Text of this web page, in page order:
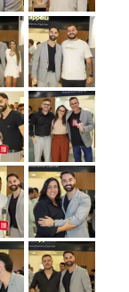
&nbsp;
&nbsp;
&nbsp;
&nbsp;